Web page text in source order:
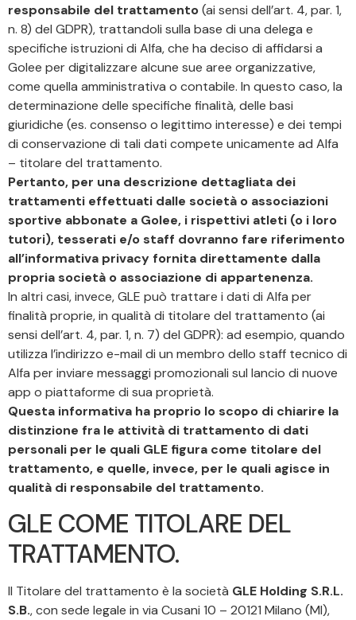
responsabile del trattamento(ai sensi dell’art. 4, par. 1,
n. 8) del GDPR), trattandoli sulla base di una delega e
specifiche istruzioni di Alfa, che ha deciso di affidarsi a
Golee per digitalizzare alcune sue aree organizzative,
come quella amministrativa o contabile. In questo caso, la
determinazione delle specifiche finalità, delle basi
giuridiche (es. consenso o legittimo interesse) e dei tempi
di conservazione di tali dati compete unicamente ad Alfa
– titolare del trattamento.
Pertanto, per una descrizione dettagliata dei
trattamenti effettuati dalle società o associazioni
sportive abbonate a Golee, i rispettivi atleti (o i loro
tutori), tesserati e/o staff dovranno fare riferimento
all’informativa privacy fornita direttamente dalla
propria società o associazione di appartenenza.
In altri casi, invece, GLE può trattare i dati di Alfa per
finalità proprie, in qualità di titolare del trattamento (ai
sensi dell’art. 4, par. 1, n. 7) del GDPR): ad esempio, quando
utilizza l’indirizzo e-mail di un membro dello staff tecnico di
Alfa per inviare messaggi promozionali sul lancio di nuove
app o piattaforme di sua proprietà.
Questa informativa ha proprio lo scopo di chiarire la
distinzione fra le attività di trattamento di dati
personali per le quali GLE figura come titolare del
trattamento, e quelle, invece, per le quali agisce in
qualità di responsabile del trattamento.
GLE COME TITOLARE DEL
TRATTAMENTO.
Il Titolare del trattamento è la società GLE Holding S.R.L.
S.B., con sede legale in via Cusani 10 – 20121 Milano (MI),